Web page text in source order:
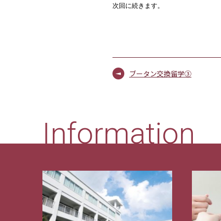
次回に続きます。
ブータン交換留学③
Information